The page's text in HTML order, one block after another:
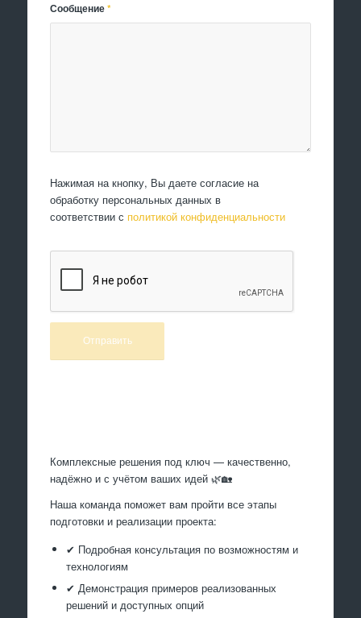
Сообщение*
Нажимая на кнопку, Вы даете согласие на
обработку персональных данных в
соответствии с политикой конфиденциальности
Комплексные решения под ключ — качественно,
надёжно и с учётом ваших идей 🌿🏡
Наша команда поможет вам пройти все этапы
подготовки и реализации проекта:
✔ Подробная консультация по возможностям и
технологиям
✔ Демонстрация примеров реализованных
решений и доступных опций